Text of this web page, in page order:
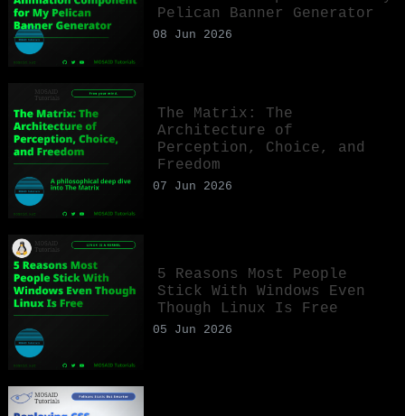
Pelican Banner Generator
08 Jun 2026
The Matrix: The
Architecture of
Perception, Choice, and
Freedom
07 Jun 2026
5 Reasons Most People
Stick With Windows Even
Though Linux Is Free
05 Jun 2026